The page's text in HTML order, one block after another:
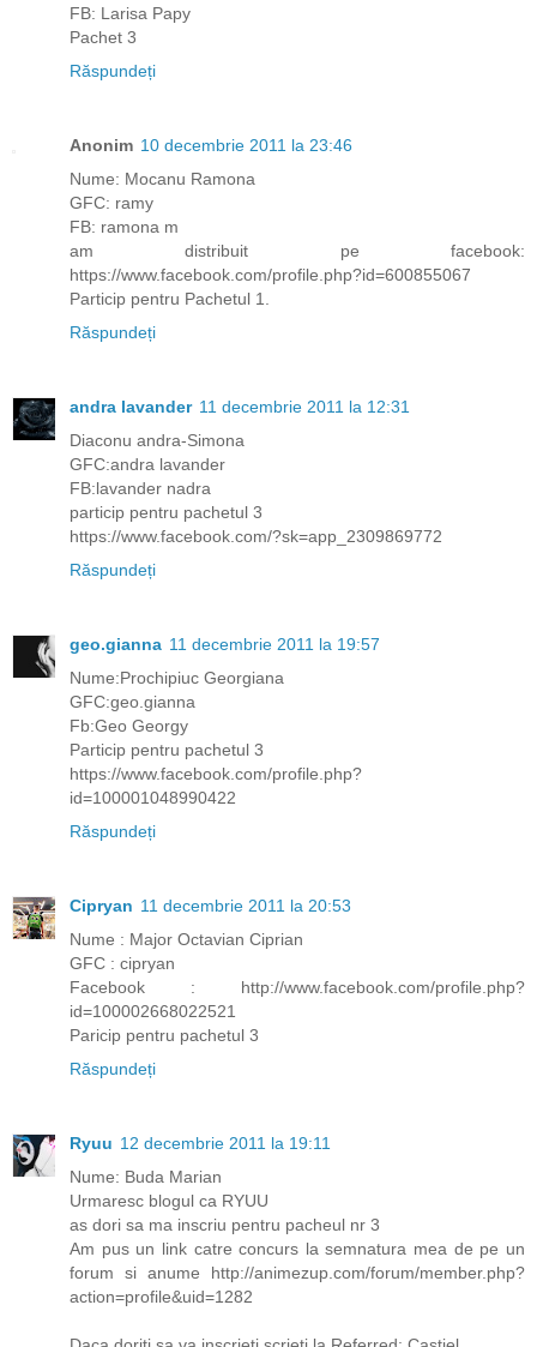
FB: Larisa Papy
Pachet 3
Răspundeți
Anonim 10 decembrie 2011 la 23:46
Nume: Mocanu Ramona
GFC: ramy
FB: ramona m
am distribuit pe facebook:
https://www.facebook.com/profile.php?id=600855067
Particip pentru Pachetul 1.
Răspundeți
andra lavander 11 decembrie 2011 la 12:31
Diaconu andra-Simona
GFC:andra lavander
FB:lavander nadra
particip pentru pachetul 3
https://www.facebook.com/?sk=app_2309869772
Răspundeți
geo.gianna 11 decembrie 2011 la 19:57
Nume:Prochipiuc Georgiana
GFC:geo.gianna
Fb:Geo Georgy
Particip pentru pachetul 3
https://www.facebook.com/profile.php?
id=100001048990422
Răspundeți
Cipryan 11 decembrie 2011 la 20:53
Nume : Major Octavian Ciprian
GFC : cipryan
Facebook : http://www.facebook.com/profile.php?
id=100002668022521
Paricip pentru pachetul 3
Răspundeți
Ryuu 12 decembrie 2011 la 19:11
Nume: Buda Marian
Urmaresc blogul ca RYUU
as dori sa ma inscriu pentru pacheul nr 3
Am pus un link catre concurs la semnatura mea de pe un
forum si anume http://animezup.com/forum/member.php?
action=profile&uid=1282